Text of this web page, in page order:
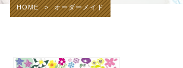
HOME > オーダーメイド